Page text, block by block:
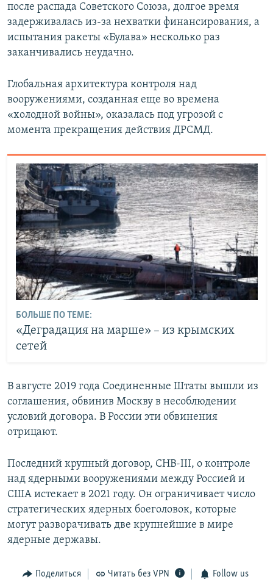
после распада Советского Союза, долгое время
задерживалась из-за нехватки финансирования, а
испытания ракеты «Булава» несколько раз
заканчивались неудачно.
Глобальная архитектура контроля над
вооружениями, созданная еще во времена
«холодной войны», оказалась под угрозой с
момента прекращения действия ДРСМД.
БОЛЬШЕ ПО ТЕМЕ:
«Деградация на марше» – из крымских
сетей
В августе 2019 года Соединенные Штаты вышли из
соглашения, обвинив Москву в несоблюдении
условий договора. В России эти обвинения
отрицают.
Последний крупный договор, СНВ-III, о контроле
над ядерными вооружениями между Россией и
США истекает в 2021 году. Он ограничивает число
стратегических ядерных боеголовок, которые
могут разворачивать две крупнейшие в мире
ядерные державы.
Поделиться Читать без VPN Follow us